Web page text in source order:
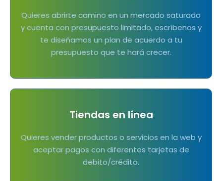
Quieres abrirte camino en un mercado saturado
y cuenta con presupuesto limitado, escríbenos y
te diseñamos un plan de acuerdo a tu
presupuesto que te hará crecer.
Tiendas en línea
Quieres vender productos o servicios en la web y
aceptar pagos con diferentes tarjetas de
debito/crédito.